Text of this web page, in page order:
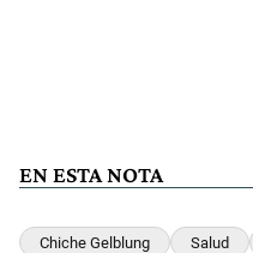
EN ESTA NOTA
Chiche Gelblung Salud